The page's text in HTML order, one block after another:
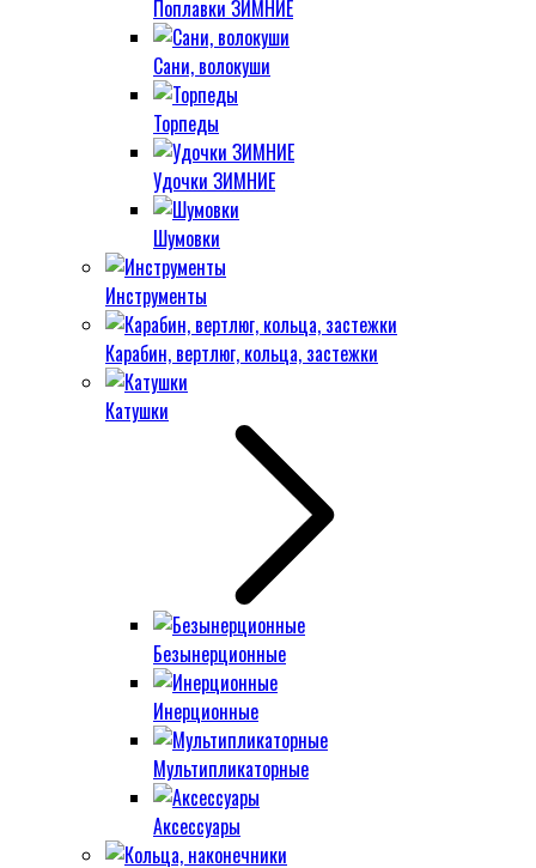
Поплавки ЗИМНИЕ
Сани, волокуши
Торпеды
Удочки ЗИМНИЕ
Шумовки
Инструменты
Карабин, вертлюг, кольца, застежки
Катушки
Безынерционные
Инерционные
Мультипликаторные
Аксессуары